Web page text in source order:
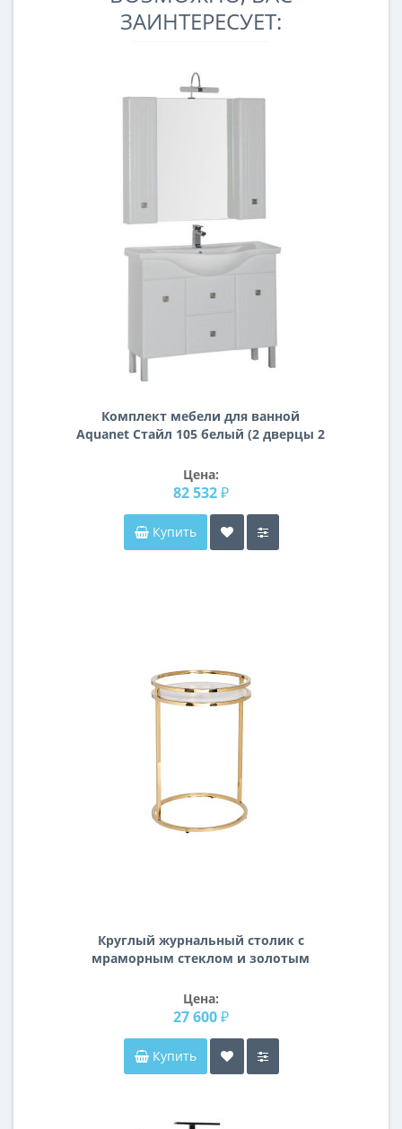
ЗАИНТЕРЕСУЕТ:
Комплект мебели для ванной
Aquanet Стайл 105 белый (2 дверцы 2
Цена:
82 532 ₽
Купить
Круглый журнальный столик с
мраморным стеклом и золотым
Цена:
27 600 ₽
Купить